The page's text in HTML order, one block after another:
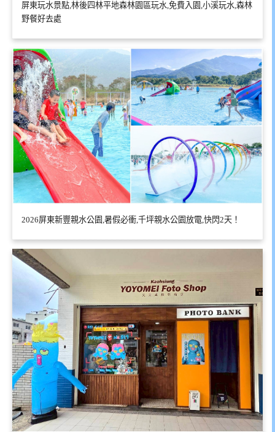
屏東玩水景點,林後四林平地森林園區玩水,免費入園,小溪玩水,森林
野餐好去處
2026屏東新豐親水公園,暑假必衝,千坪親水公園放電,快閃2天！